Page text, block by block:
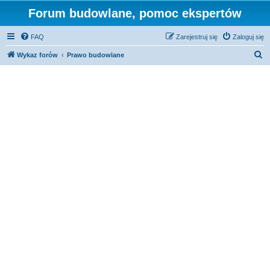
Forum budowlane, pomoc ekspertów
FAQ Zaloguj się
Zarejestruj się
Wykaz forów Prawo budowlane